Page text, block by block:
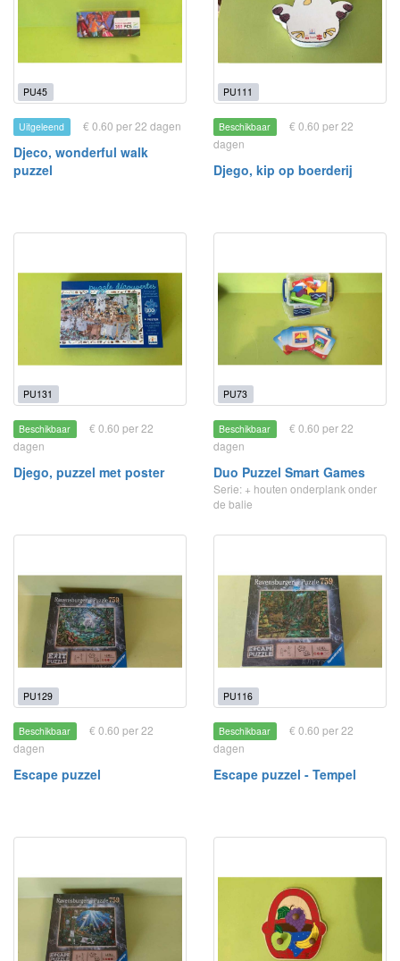
PU45
Uitgeleend € 0.60 per 22 dagen
Djeco, wonderful walk
puzzel
PU111
Beschikbaar
€ 0.60 per 22
dagen
Djego, kip op boerderij
PU131
Beschikbaar
€ 0.60 per 22
dagen
Djego, puzzel met poster
PU73
Beschikbaar
€ 0.60 per 22
dagen
Duo Puzzel Smart Games
Serie: + houten onderplank onder
de balie
PU129
Beschikbaar
€ 0.60 per 22
dagen
Escape puzzel
PU116
Beschikbaar
€ 0.60 per 22
dagen
Escape puzzel - Tempel